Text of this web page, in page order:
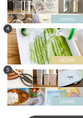
4
5